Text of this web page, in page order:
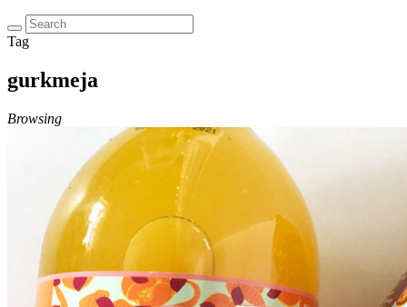
Tag
gurkmeja
Browsing